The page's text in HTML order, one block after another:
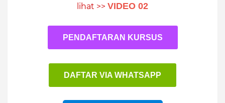
lihat >> VIDEO 02
PENDAFTARAN KURSUS
DAFTAR VIA WHATSAPP